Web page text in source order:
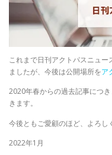
これまで日刊アクトパスニュー
ましたが、今後は公開場所をア
2020年春からの過去記事につ
きます。
今後ともご愛顧のほど、よろし
2022年1月